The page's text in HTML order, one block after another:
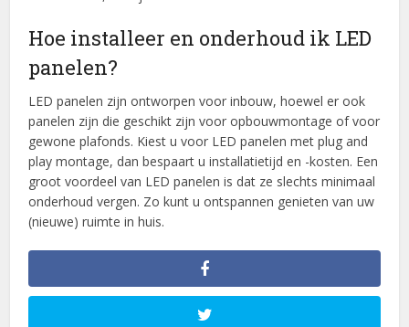
Hoe installeer en onderhoud ik LED
panelen?
LED panelen zijn ontworpen voor inbouw, hoewel er ook
panelen zijn die geschikt zijn voor opbouwmontage of voor
gewone plafonds. Kiest u voor LED panelen met plug and
play montage, dan bespaart u installatietijd en -kosten. Een
groot voordeel van LED panelen is dat ze slechts minimaal
onderhoud vergen. Zo kunt u ontspannen genieten van uw
(nieuwe) ruimte in huis.